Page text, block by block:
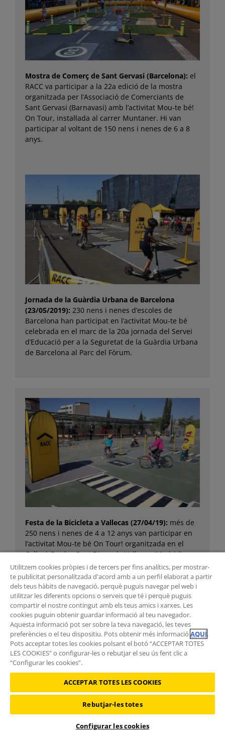
Mostra de Comerç de Sant Gervasi (Barcelona): el
RACC va participar a la 22a edició de la mostra
organitzada per l’Associació de Comerciants de
Sant Gervasi (Barnavasi) amb l’activitat Mou-te bé!
On Tour, instal·lada al carrer Muntaner. Hi van
participar al voltant de 150 nens i nenes de 6 a 8
anys.
Jornada de la Guàrdia Urbana de Barcelona
(23/05/2019): 230 nens i nenes d’escoles de
Barcelona han participat en l’activitat Mou-te bé
celebrada en el marc de la 20a jornada del Servei
d’Educació per a la Seguretat de la Guàrdia Urbana
de Barcelona al Parc del Fòrum.
Festa de la Bicicleta a Vallecas (27/04/19): més de
250 nens i nenes de 4 a 12 anys van participar en
l’activitat Mou-te bé On Tour! organitzada en el
Col·legi Gredos Sant Diego de Vallecas (Madrid), en
la celebració del Festa de la Bicicleta. Els
participants van realitzar el circuit amb els seus
propis vehicles (patinets i bicicletes).
Utilitzem cookies pròpies i de tercers per fins analítics, per mostrar-
te publicitat personalitzada d'acord amb a un perfil elaborat a partir
dels teus hàbits de navegació, perquè puguis navegar pel web i
utilitzar les diferents opcions o serveis que té i perquè puguis
compartir el nostre contingut amb els teus amics i xarxes. Les
cookies puguin obtenir guardar informació al teu navegador.
Aquesta informació pot ser sobre la teva navegació, les teves
preferències o el teu dispositiu. Pots obtenir més informació AQUÍ.
Pots acceptar totes les cookies polsant el botó “ACCEPTAR TOTES
LES COOKIES” o configurar-les o rebutjar el seu ús fent clic a
“Configurar les cookies”.
ACCEPTAR TOTES LES COOKIES
Rebutjar-les totes
Configurar les cookies